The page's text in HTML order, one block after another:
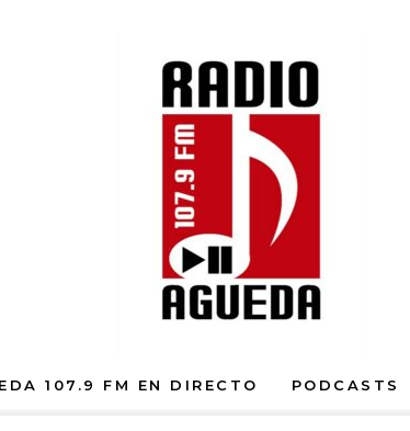
107.9 FM EN DIRECTO PODCASTS